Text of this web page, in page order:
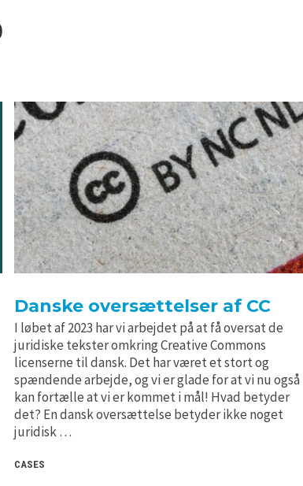
Danske oversættelser af CC
I løbet af 2023 har vi arbejdet på at få oversat de
juridiske tekster omkring Creative Commons
licenserne til dansk. Det har været et stort og
spændende arbejde, og vi er glade for at vi nu også
kan fortælle at vi er kommet i mål! Hvad betyder
det? En dansk oversættelse betyder ikke noget
juridisk …
CASES